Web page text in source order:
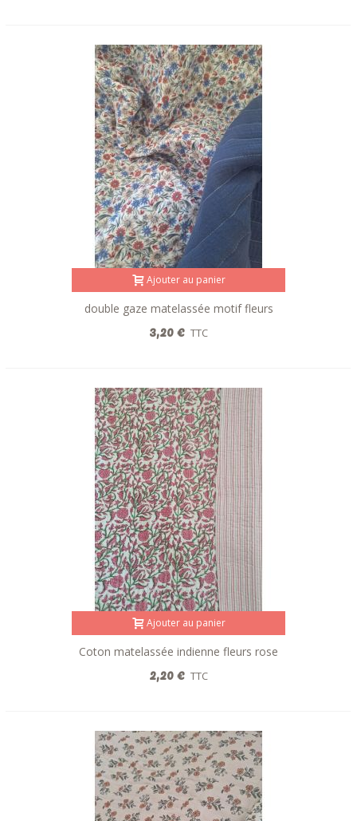
Ajouter au panier
double gaze matelassée motif fleurs
réversible bleu-rouge
3,20 € TTC
Ajouter au panier
Coton matelassée indienne fleurs rose
réversible rayures
2,20 € TTC